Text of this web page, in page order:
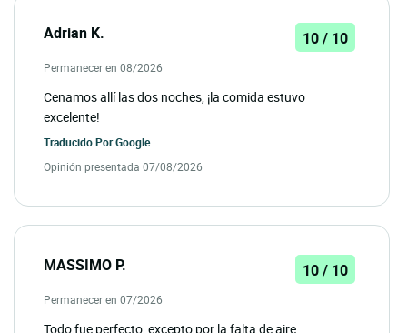
Adrian K. 10 / 10
Permanecer en 08/2026
Cenamos allí las dos noches, ¡la comida estuvo
excelente!
Traducido PorGoogle
Opinión presentada 07/08/2026
MASSIMO P. 10 / 10
Permanecer en 07/2026
Todo fue perfecto, excepto por la falta de aire